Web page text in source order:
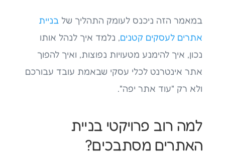
במאמר הזה ניכנס לעומק התהליך של בניית
אתרים לעסקים קטנים, נלמד איך לנהל אותו
נכון, איך להימנע מטעויות נפוצות, ואיך להפוך
אתר אינטרנט לכלי עסקי שבאמת עובד עבורכם
ולא רק "עוד אתר יפה".
למה רוב פרויקטי בניית
האתרים מסתבכים?